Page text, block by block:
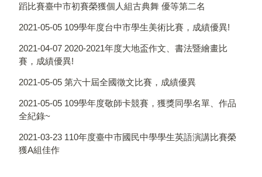
蹈比賽臺中市初賽榮獲個人組古典舞 優等第二名
2021-05-05 109學年度台中市學生美術比賽，成績優異!
2021-04-07 2020-2021年度大地盃作文、書法暨繪畫比
賽，成績優異!
2021-05-05 第六十屆全國徵文比賽，成績優異
2021-05-05 109學年度敬師卡競賽，獲獎同學名單、作品
全紀錄~
2021-03-23 110年度臺中市國民中學學生英語演講比賽榮
獲A組佳作